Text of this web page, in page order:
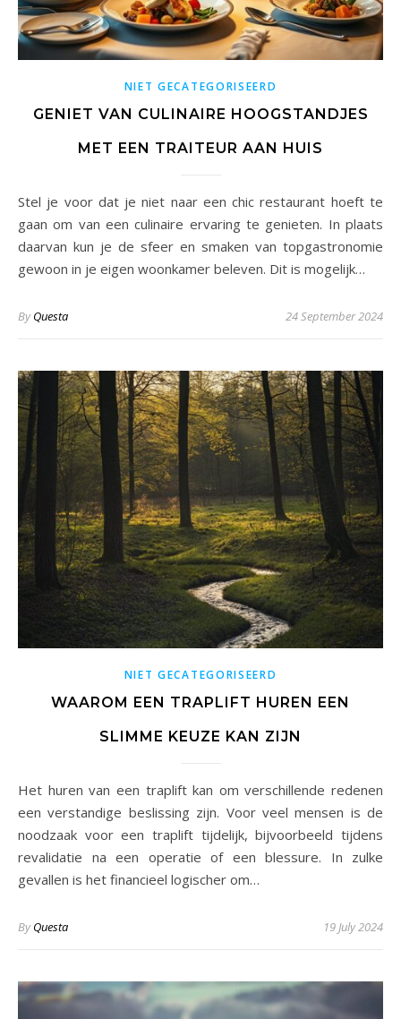
NIET GECATEGORISEERD
GENIET VAN CULINAIRE HOOGSTANDJES
MET EEN TRAITEUR AAN HUIS
Stel je voor dat je niet naar een chic restaurant hoeft te
gaan om van een culinaire ervaring te genieten. In plaats
daarvan kun je de sfeer en smaken van topgastronomie
gewoon in je eigen woonkamer beleven. Dit is mogelijk…
ByQuesta 24 September 2024
NIET GECATEGORISEERD
WAAROM EEN TRAPLIFT HUREN EEN
SLIMME KEUZE KAN ZIJN
Het huren van een traplift kan om verschillende redenen
een verstandige beslissing zijn. Voor veel mensen is de
noodzaak voor een traplift tijdelijk, bijvoorbeeld tijdens
revalidatie na een operatie of een blessure. In zulke
gevallen is het financieel logischer om…
ByQuesta 19 July 2024